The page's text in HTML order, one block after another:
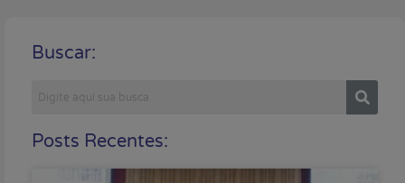
Buscar:
Posts Recentes: